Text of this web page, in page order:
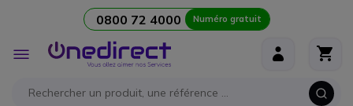
0800 72 4000 Numéro gratuit
Affichage
navigation